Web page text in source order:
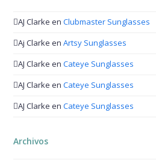
AJ Clarke enClubmaster Sunglasses
Aj Clarke enArtsy Sunglasses
AJ Clarke enCateye Sunglasses
AJ Clarke enCateye Sunglasses
AJ Clarke enCateye Sunglasses
Archivos